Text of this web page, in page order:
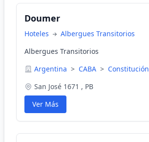
Doumer
Hoteles
Albergues Transitorios
Albergues Transitorios
Argentina > CABA > Constitución
San José 1671 , PB
Ver Más